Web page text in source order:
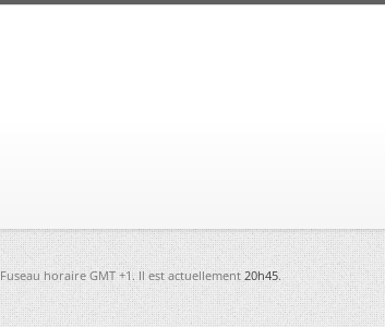
Fuseau horaire GMT +1. Il est actuellement20h45.